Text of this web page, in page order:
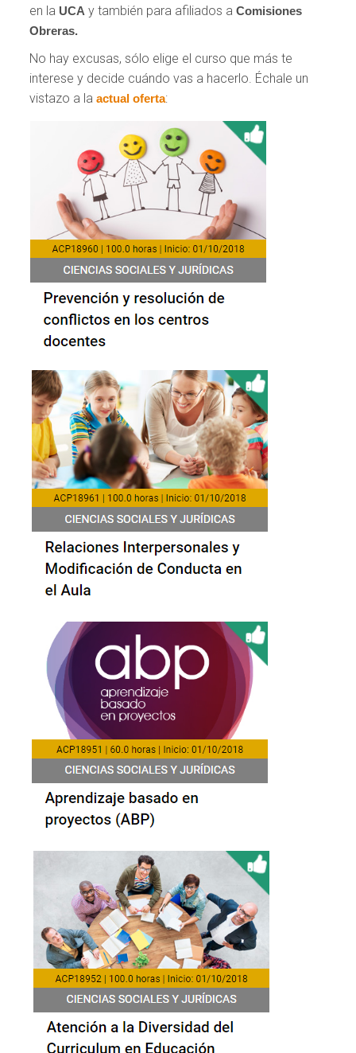
en la UCA y también para afiliados aComisiones
Obreras.
No hay excusas, sólo elige el curso que más te
interese y decide cuándo vas a hacerlo. Échale un
vistazo a laactual oferta: